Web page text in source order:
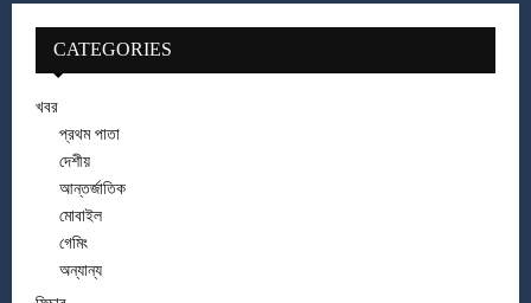
CATEGORIES
খবর
প্রথম পাতা
দেশীয়
আন্তর্জাতিক
মোবাইল
গেমিং
অন্যান্য